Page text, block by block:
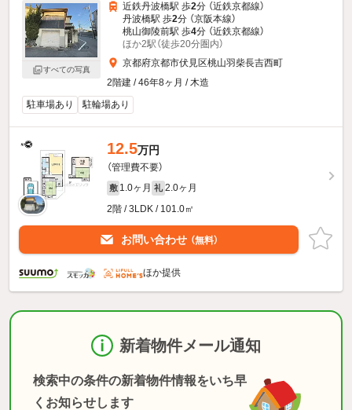
すべての写真
近鉄丹波橋駅 歩2分 （近鉄京都線）
丹波橋駅 歩2分 （京阪本線）
桃山御陵前駅 歩4分 （近鉄京都線）
ほか2駅（徒歩20分圏内）
京都府京都市伏見区桃山羽柴長吉西町
2階建 / 46年8ヶ月 / 木造
駐車場あり
駐輪場あり
12.5万円
（管理費不要）
敷 1.0ヶ月 礼 2.0ヶ月
2階 / 3LDK / 101.0㎡
お問い合わせ （無料）
ほか提供
新着物件メール通知
検索中の条件の新着物件情報をいち早
くお知らせします